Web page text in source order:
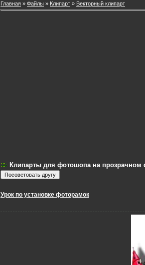
Главная » Файлы » Клипарт » Векторный клипарт
Клипарты для фотошопа на прозрачном
Урок по установке фоторамок